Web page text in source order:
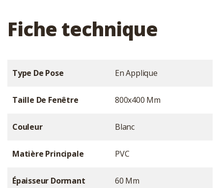
Fiche technique
Type De Pose En Applique
Taille De Fenêtre 800x400 Mm
Couleur Blanc
Matière Principale PVC
Épaisseur Dormant 60 Mm